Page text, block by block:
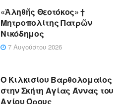
«Ἀληθῆς Θεοτόκος» †
Μητροπολίτης Πατρῶν
Νικόδημος
7 Αυγούστου 2026
Ο Κιλκισίου Βαρθολομαίος
στην Σκήτη Αγίας Άννας του
Αγίου Όρους